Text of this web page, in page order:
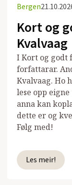
Bergen
Kort og
Kvalvaag
I Kort og godt
forfattarar.
Kvalvaag. Ho
lese opp
anna kan
dette er og
Følg med!
Les meir!